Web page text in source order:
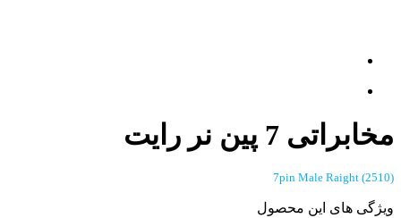
مخابراتی 7 پین نر رایت
(2510) 7pin Male Raight
ویژگی های این محصول